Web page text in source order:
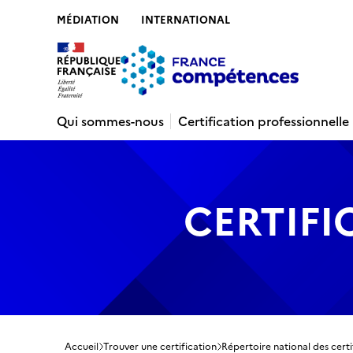
MÉDIATION INTERNATIONAL
Qui sommes-nous
Certification professionnelle
Accueil Trouver une certification Répertoire national des